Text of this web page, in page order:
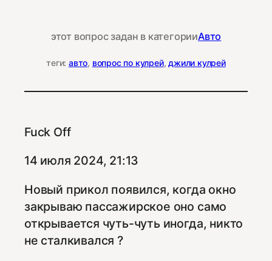
этот вопрос задан в категорииАвто
теги: авто, вопрос по кулрей, джили кулрей
Fuck Off
14 июля 2024, 21:13
Новый прикол появился, когда окно
закрываю пассажирское оно само
открывается чуть-чуть иногда, никто
не сталкивался ?